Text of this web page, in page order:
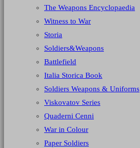
The Weapons Encyclopaedia
Witness to War
Storia
Soldiers&Weapons
Battlefield
Italia Storica Book
Soldiers Weapons & Uniforms
Viskovatov Series
Quaderni Cenni
War in Colour
Paper Soldiers